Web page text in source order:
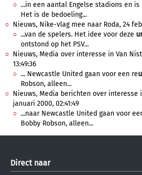
...in een aantal Engelse stadions en is
Het is de bedoeling...
Nieuws, Nike-vlag mee naar Roda, 24
...van de spelers. Het idee voor deze
ontstond op het PSV...
Nieuws, Media over interesse in Van
13:49:36
... Newcastle United gaan voor een re
Robson, alleen...
Nieuws, Media berichten over interesse
januari 2000, 02:41:49
...naar Newcastle United gaan voor
Bobby Robson, alleen...
Direct naar